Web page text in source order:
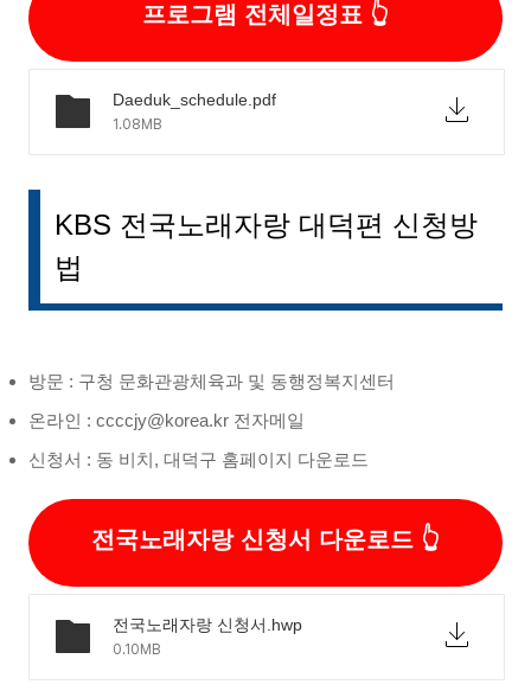
프로그램 전체일정표
Daeduk_schedule.pdf
1.08MB
KBS 전국노래자랑 대덕편 신청방
법
방문 : 구청 문화관광체육과 및 동행정복지센터
온라인 : ccccjy@korea.kr 전자메일
신청서 : 동 비치, 대덕구 홈페이지 다운로드
전국노래자랑 신청서 다운로드
전국노래자랑 신청서.hwp
0.10MB